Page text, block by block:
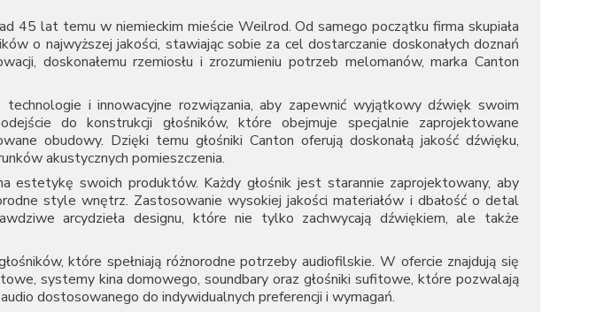
45 lat temu w niemieckim mieście Weilrod. Od samego początku firma skupiała
o najwyższej jakości, stawiając sobie za cel dostarczanie doskonałych doznań
doskonałemu rzemiosłu i zrozumieniu potrzeb melomanów, marka Canton
i innowacyjne rozwiązania, aby zapewnić wyjątkowy dźwięk swoim
do konstrukcji głośników, które obejmuje specjalnie zaprojektowane
obudowy. Dzięki temu głośniki Canton oferują doskonałą jakość dźwięku,
akustycznych pomieszczenia.
estetykę swoich produktów. Każdy głośnik jest starannie zaprojektowany, aby
style wnętrz. Zastosowanie wysokiej jakości materiałów i dbałość o detal
arcydzieła designu, które nie tylko zachwycają dźwiękiem, ale także
które spełniają różnorodne potrzeby audiofilskie. W ofercie znajdują się
systemy kina domowego, soundbary oraz głośniki sufitowe, które pozwalają
dostosowanego do indywidualnych preferencji i wymagań.